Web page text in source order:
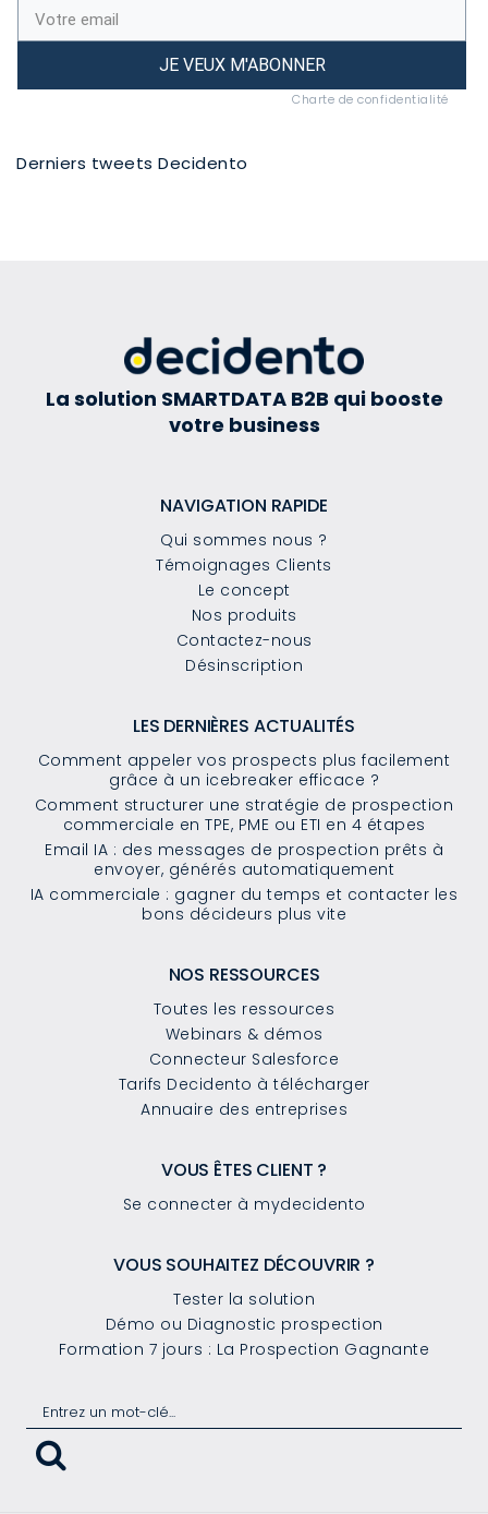
JE VEUX M'ABONNER
Charte de confidentialité
Derniers tweets Decidento
La solution SMARTDATA B2B qui booste
votre business
NAVIGATION RAPIDE
Qui sommes nous ?
Témoignages Clients
Le concept
Nos produits
Contactez-nous
Désinscription
LES DERNIÈRES ACTUALITÉS
Comment appeler vos prospects plus facilement
grâce à un icebreaker efficace ?
Comment structurer une stratégie de prospection
commerciale en TPE, PME ou ETI en 4 étapes
Email IA : des messages de prospection prêts à
envoyer, générés automatiquement
IA commerciale : gagner du temps et contacter les
bons décideurs plus vite
NOS RESSOURCES
Toutes les ressources
Webinars & démos
Connecteur Salesforce
Tarifs Decidento à télécharger
Annuaire des entreprises
VOUS ÊTES CLIENT ?
Se connecter à mydecidento
VOUS SOUHAITEZ DÉCOUVRIR ?
Tester la solution
Démo ou Diagnostic prospection
Formation 7 jours : La Prospection Gagnante